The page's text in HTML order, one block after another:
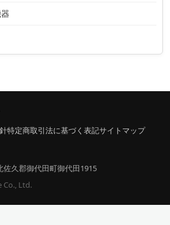
特定商取引法に基づく表記サイトマップ
佐久郡御代田町御代田1915
Co., Ltd.